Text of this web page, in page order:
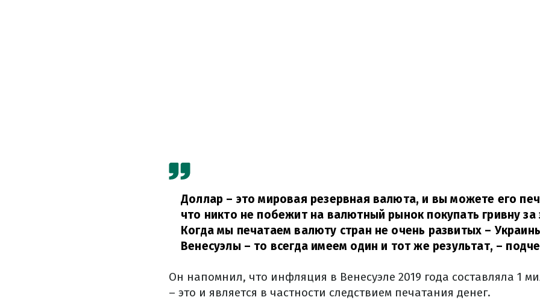
Доллар – это мировая резервная валюта, и вы можете его
что никто не побежит на валютный рынок покупать гривну за
Когда мы печатаем валюту стран не очень развитых –
Венесуэлы – то всегда имеем один и тот же результат, –
Он напомнил, что инфляция в Венесуэле 2019 года составляла 1
– это и является в частности следствием печатания денег.